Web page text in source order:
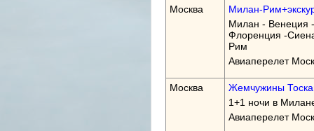
Москва
Милан-
Милан - Венеция
Флоренция -
Рим
Авиаперелет
Москва
Жемчужины
1+1 ночи в
Авиаперелет